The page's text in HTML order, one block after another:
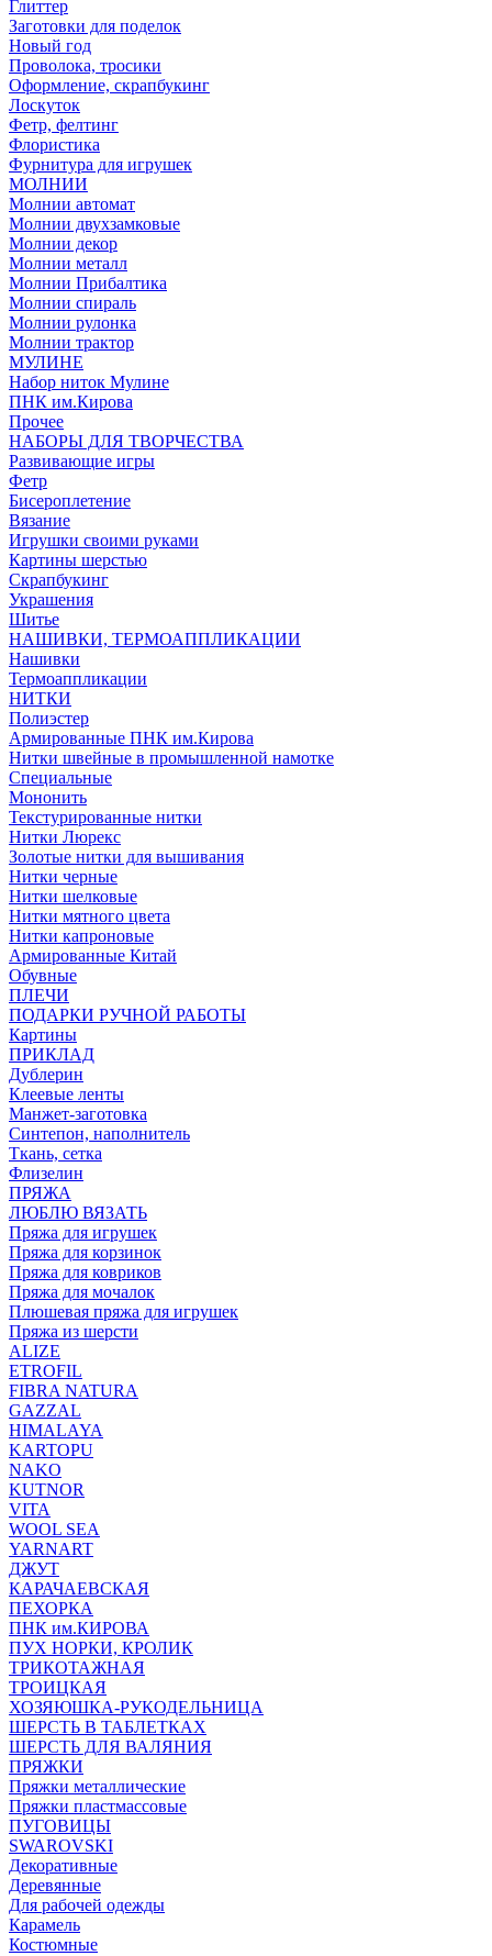
Глиттер
Заготовки для поделок
Новый год
Проволока, тросики
Оформление, скрапбукинг
Лоскуток
Фетр, фелтинг
Флористика
Фурнитура для игрушек
МОЛНИИ
Молнии автомат
Молнии двухзамковые
Молнии декор
Молнии металл
Молнии Прибалтика
Молнии спираль
Молнии рулонка
Молнии трактор
МУЛИНЕ
Набор ниток Мулине
ПНК им.Кирова
Прочее
НАБОРЫ ДЛЯ ТВОРЧЕСТВА
Развивающие игры
Фетр
Бисероплетение
Вязание
Игрушки своими руками
Картины шерстью
Скрапбукинг
Украшения
Шитье
НАШИВКИ, ТЕРМОАППЛИКАЦИИ
Нашивки
Термоаппликации
НИТКИ
Полиэстер
Армированные ПНК им.Кирова
Нитки швейные в промышленной намотке
Специальные
Мононить
Текстурированные нитки
Нитки Люрекс
Золотые нитки для вышивания
Нитки черные
Нитки шелковые
Нитки мятного цвета
Нитки капроновые
Армированные Китай
Обувные
ПЛЕЧИ
ПОДАРКИ РУЧНОЙ РАБОТЫ
Картины
ПРИКЛАД
Дублерин
Клеевые ленты
Манжет-заготовка
Синтепон, наполнитель
Ткань, сетка
Флизелин
ПРЯЖА
ЛЮБЛЮ ВЯЗАТЬ
Пряжа для игрушек
Пряжа для корзинок
Пряжа для ковриков
Пряжа для мочалок
Плюшевая пряжа для игрушек
Пряжа из шерсти
ALIZE
ETROFIL
FIBRA NATURA
GAZZAL
HIMALAYA
KARTOPU
NAKO
KUTNOR
VITA
WOOL SEA
YARNART
ДЖУТ
КАРАЧАЕВСКАЯ
ПЕХОРКА
ПНК им.КИРОВА
ПУХ НОРКИ, КРОЛИК
ТРИКОТАЖНАЯ
ТРОИЦКАЯ
ХОЗЯЮШКА-РУКОДЕЛЬНИЦА
ШЕРСТЬ В ТАБЛЕТКАХ
ШЕРСТЬ ДЛЯ ВАЛЯНИЯ
ПРЯЖКИ
Пряжки металлические
Пряжки пластмассовые
ПУГОВИЦЫ
SWAROVSKI
Декоративные
Деревянные
Для рабочей одежды
Карамель
Костюмные